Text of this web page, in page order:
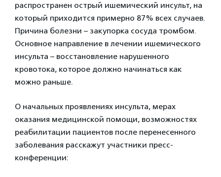
распространен острый ишемический инсульт, на
который приходится примерно 87% всех случаев.
Причина болезни – закупорка сосуда тромбом.
Основное направление в лечении ишемического
инсульта – восстановление нарушенного
кровотока, которое должно начинаться как
можно раньше.
О начальных проявлениях инсульта, мерах
оказания медицинской помощи, возможностях
реабилитации пациентов после перенесенного
заболевания расскажут участники пресс-
конференции: